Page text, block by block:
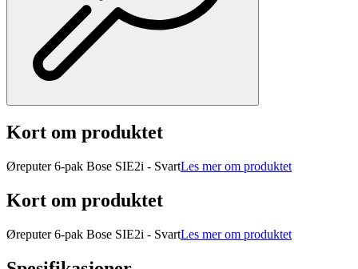
Kort om produktet
Øreputer 6-pak Bose SIE2i - SvartLes mer om produktet
Kort om produktet
Øreputer 6-pak Bose SIE2i - SvartLes mer om produktet